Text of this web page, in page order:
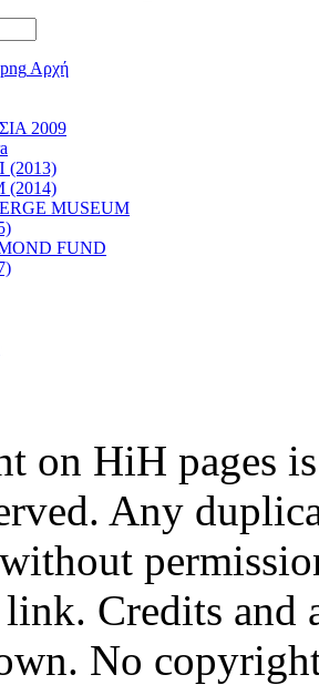
Αρχή
2009
MUSEUM
FUND
on HiH pages
Any
Credits and
No